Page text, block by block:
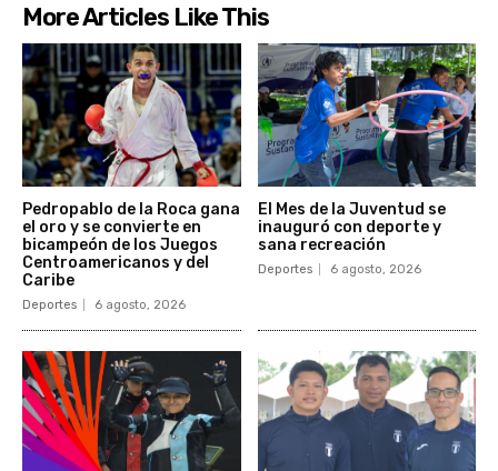
More Articles Like This
Pedropablo de la Roca gana
el oro y se convierte en
bicampeón de los Juegos
Centroamericanos y del
Caribe
Deportes 6 agosto, 2026
El Mes de la Juventud se
inauguró con deporte y
sana recreación
Deportes 6 agosto, 2026